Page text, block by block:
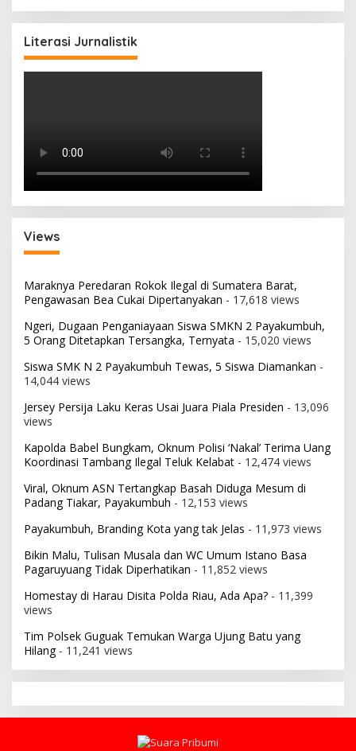
Literasi Jurnalistik
Views
Maraknya Peredaran Rokok Ilegal di Sumatera Barat,
Pengawasan Bea Cukai Dipertanyakan - 17,618 views
Ngeri, Dugaan Penganiayaan Siswa SMKN 2 Payakumbuh,
5 Orang Ditetapkan Tersangka, Ternyata - 15,020 views
Siswa SMK N 2 Payakumbuh Tewas, 5 Siswa Diamankan -
14,044 views
Jersey Persija Laku Keras Usai Juara Piala Presiden - 13,096
views
Kapolda Babel Bungkam, Oknum Polisi ‘Nakal’ Terima Uang
Koordinasi Tambang Ilegal Teluk Kelabat - 12,474 views
Viral, Oknum ASN Tertangkap Basah Diduga Mesum di
Padang Tiakar, Payakumbuh - 12,153 views
Payakumbuh, Branding Kota yang tak Jelas - 11,973 views
Bikin Malu, Tulisan Musala dan WC Umum Istano Basa
Pagaruyuang Tidak Diperhatikan - 11,852 views
Homestay di Harau Disita Polda Riau, Ada Apa? - 11,399
views
Tim Polsek Guguak Temukan Warga Ujung Batu yang
Hilang- 11,241 views